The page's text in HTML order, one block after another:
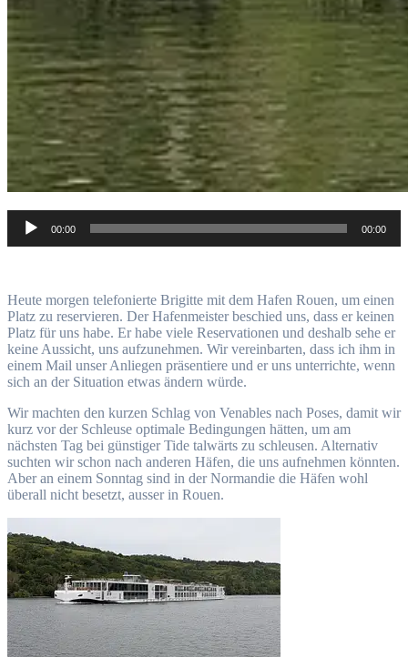
Audio-
Player
00:00 00:00
Heute morgen telefonierte Brigitte mit dem Hafen Rouen, um einen
Platz zu reservieren. Der Hafenmeister beschied uns, dass er keinen
Platz für uns habe. Er habe viele Reservationen und deshalb sehe er
keine Aussicht, uns aufzunehmen. Wir vereinbarten, dass ich ihm in
einem Mail unser Anliegen präsentiere und er uns unterrichte, wenn
sich an der Situation etwas ändern würde.
Wir machten den kurzen Schlag von Venables nach Poses, damit wir
kurz vor der Schleuse optimale Bedingungen hätten, um am
nächsten Tag bei günstiger Tide talwärts zu schleusen. Alternativ
suchten wir schon nach anderen Häfen, die uns aufnehmen könnten.
Aber an einem Sonntag sind in der Normandie die Häfen wohl
überall nicht besetzt, ausser in Rouen.